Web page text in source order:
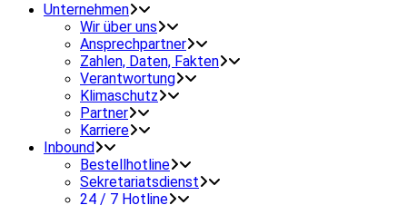
Unternehmen
Wir über uns
Ansprechpartner
Zahlen, Daten, Fakten
Verantwortung
Klimaschutz
Partner
Karriere
Inbound
Bestellhotline
Sekretariatsdienst
24 / 7 Hotline